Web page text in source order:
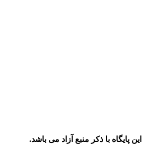
پایگاه با ذکر منبع آزاد می باشد.